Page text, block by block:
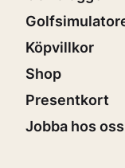
Köpvillkor
Shop
Presentkort
Jobba hos oss